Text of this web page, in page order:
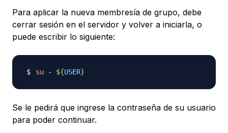
Para aplicar la nueva membresía de grupo, debe
cerrar sesión en el servidor y volver a iniciarla, o
puede escribir lo siguiente:
su - ${USER}
Se le pedirá que ingrese la contraseña de su usuario
para poder continuar.